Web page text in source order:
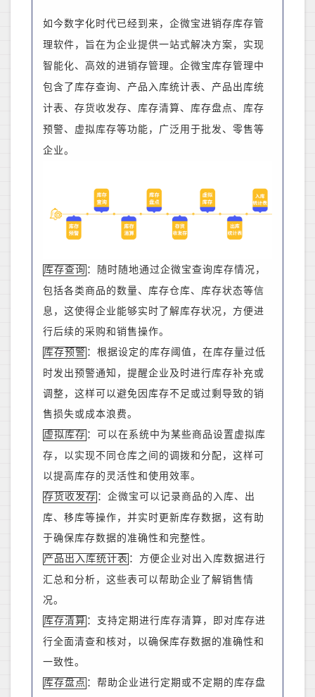
如今数字化时代已经到来 ， 企微宝进销存库存管
理软件，旨在为企业提供一站式解决方案，实现
智能化、高效的进销存管理。 企微宝库存管理中
包含了库存查询、产品入库统计表、产品出库统
计表、存货收发存、库存清算、库存盘点、库存
预警、虚拟库存等功能，广泛用于批发、零售等
企业。
库存查询 ：
随时随地通过企微宝查询库存情况，
包括各类商品的数量、库存仓库、库存状态等信
息，这使得企业 能够实时了解库存状况，方便进
行后续的采购和销售操作。
库存预警 ：根据设定的库存阈值，在库存量过低
时发出预警通知，提醒企业 及时进行库存补充或
调整，这样可以避免因库存不足或过剩导致的销
售损失或成本浪费。
虚拟库存 ：可以在系统中为某些商品设置虚拟库
存，以实现不同仓库之间的调拨和分配 ， 这样可
以提高库存的灵活性和使用效率。
存货收发存 ：企微宝可以记录商品的入库、出
库、移库等操作，并实时更新库存数据 ， 这有助
于确保库存数据的准确性和完整性。
产品出入库统计表 ：方便企业 对出入库数据进行
汇总和分析 ， 这些表可以帮助企业 了解销售情
况。
库存清算 ：支持定期进行库存清算，即对库存进
行全面清查和核对，以确保库存数据的准确性和
一致性。
库存盘点 ：帮助企业进行定期或不定期的库存盘